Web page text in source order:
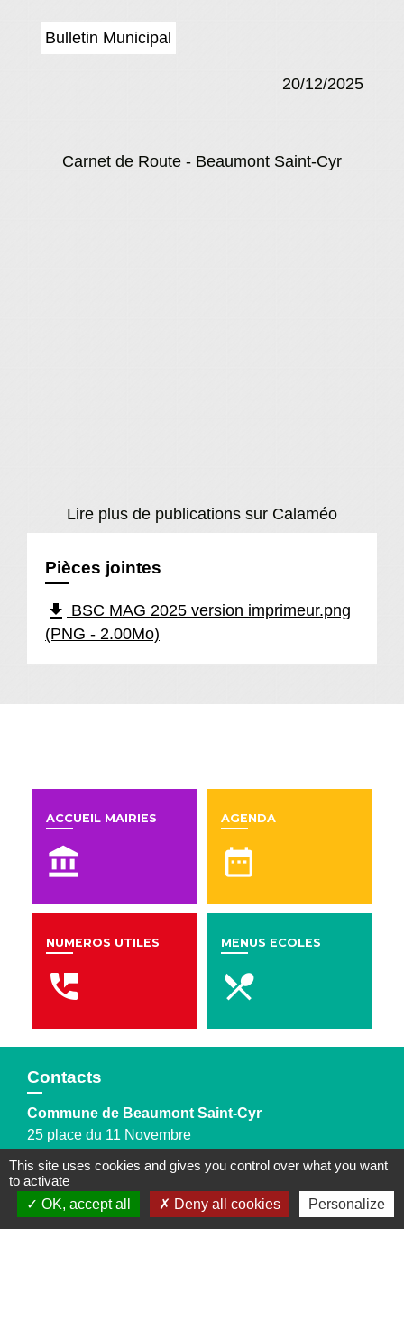
Bulletin Municipal
20/12/2025
Carnet de Route - Beaumont Saint-Cyr
Lire plus de publications sur Calaméo
Pièces jointes
file_download BSC MAG 2025 version imprimeur.png
(PNG - 2.00Mo)
ACCUEIL MAIRIES
account_balance
AGENDA
date_range
NUMEROS UTILES
perm_phone_msg
MENUS ECOLES
local_dining
Contacts
Commune de Beaumont Saint-Cyr
25 place du 11 Novembre
+33 5 49 85 50 55
Contact par formulaire
This site uses cookies and gives you control over what you want
to activate
OK, accept all
Deny all cookies Personalize